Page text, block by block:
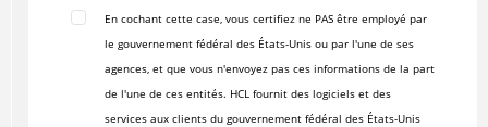
En cochant cette case, vous certifiez ne PAS être employé par
le gouvernement fédéral des États-Unis ou par l'une de ses
agences, et que vous n'envoyez pas ces informations de la part
de l'une de ces entités. HCL fournit des logiciels et des
services aux clients du gouvernement fédéral des États-Unis